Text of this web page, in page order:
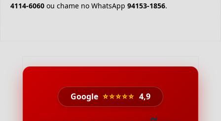
4114-6060 ou chame no WhatsApp 94153-1856.
Google ⭐⭐⭐⭐⭐ 4,9